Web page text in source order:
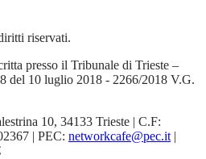
riservati.
presso il Tribunale di Trieste –
del 10 luglio 2018 - 2266/2018 V.G.
10, 34133 Trieste | C.F:
| PEC: networkcafe@pec.it |